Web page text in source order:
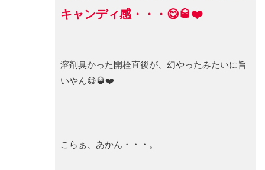
キャンディ感・・・😋🥃❤️
溶剤臭かった開栓直後が、幻やったみたいに旨
いやん😋🥃❤️
こらぁ、あかん・・・。